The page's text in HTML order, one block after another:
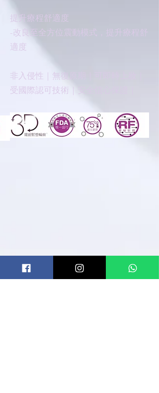
提升療程舒適度
-改良至全方位震動模式，提升療程舒
適度
非入侵性｜無復原期｜可即時上妝｜
受國際認可技術｜安全信心保證｜